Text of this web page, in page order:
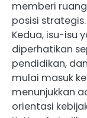
memberi
posisi strategis.
Kedua, isu-isu
diperhatikan
pendidikan,
mulai masuk
menunjukkan
orientasi